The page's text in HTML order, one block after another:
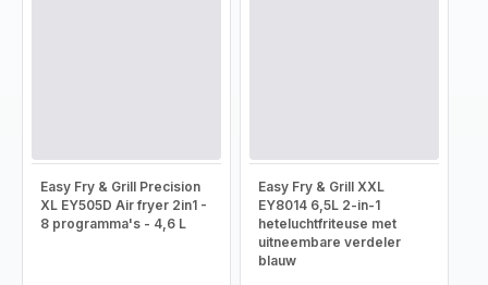
Easy Fry & Grill Precision
XL EY505D Air fryer 2in1 -
8 programma's - 4,6 L
Easy Fry & Grill XXL
EY8014 6,5L 2-in-1
heteluchtfriteuse met
uitneembare verdeler
blauw